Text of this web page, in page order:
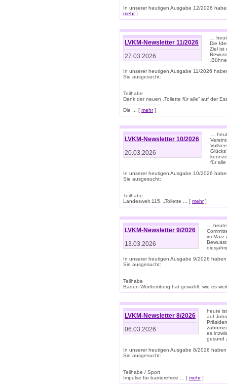
In unserer heutigen Ausgabe 12/2026
mehr]
LVKM-Newsletter 11/2026
27.03.2026
…
Die
Ziel ist
In unserer heutigen Ausgabe 11/2026
Sie ausgesucht:
Teilhabe
Dank der neuen „Toilette für alle“ auf der
-------------------------
Die ... [ mehr]
LVKM-Newsletter 10/2026
20.03.2026
…
für
In unserer heutigen Ausgabe 10/2026
Sie ausgesucht:
Teilhabe
Landesweit 115. „Toilette ... [ mehr]
LVKM-Newsletter 9/2026
13.03.2026
…
im März
In unserer heutigen Ausgabe 9/2026
Sie ausgesucht:
Teilhabe
Baden-Württemberg hat gewählt: wie es
LVKM-Newsletter 8/2026
06.03.2026
heute
auf
es
gesund
In unserer heutigen Ausgabe 8/2026
Sie ausgesucht:
Teilhabe / Sport
Impulse für barrierefreie ... [ mehr]